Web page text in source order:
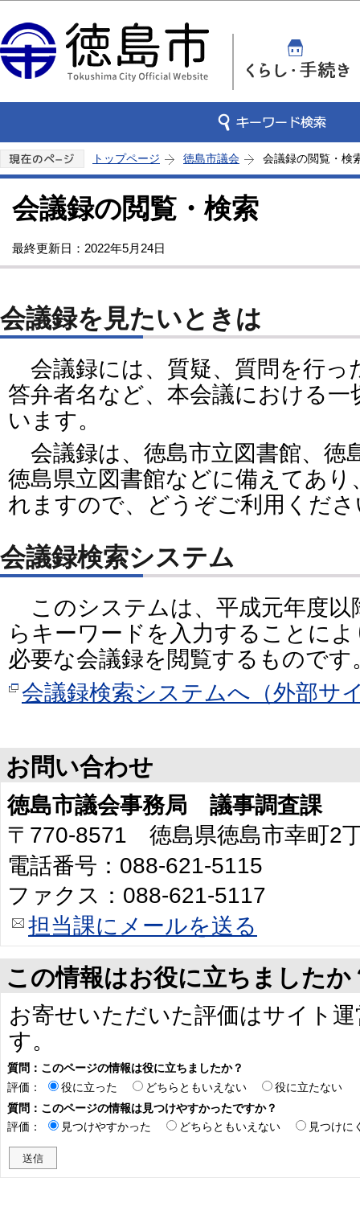
トップページ 徳島市議会 会議録の閲覧・検
会議録の閲覧・検索
最終更新日：2022年5月24日
会議録を見たいときは
会議録には、質疑、質問を行っ
答弁者名など、本会議における
います。
会議録は、徳島市立図書館、徳
徳島県立図書館などに備えてあ
れますので、どうぞご利用くだ
会議録検索システム
このシステムは、平成元年度以
らキーワードを入力することに
必要な会議録を閲覧するものです
会議録検索システムへ（外部サ
お問い合わせ
徳島市議会事務局 議事調査課
〒770-8571 徳島県徳島市幸町2
電話番号：088-621-5115
ファクス：088-621-5117
担当課にメールを送る
この情報はお役に立ちましたか
お寄せいただいた評価はサイト
す。
質問：このページの情報は役に立ちましたか？
評価：
役に立った どちらともいえない
役に立たない
質問：このページの情報は見つけやすかったですか？
評価：
見つけやすかった どちらともいえない 見つけに